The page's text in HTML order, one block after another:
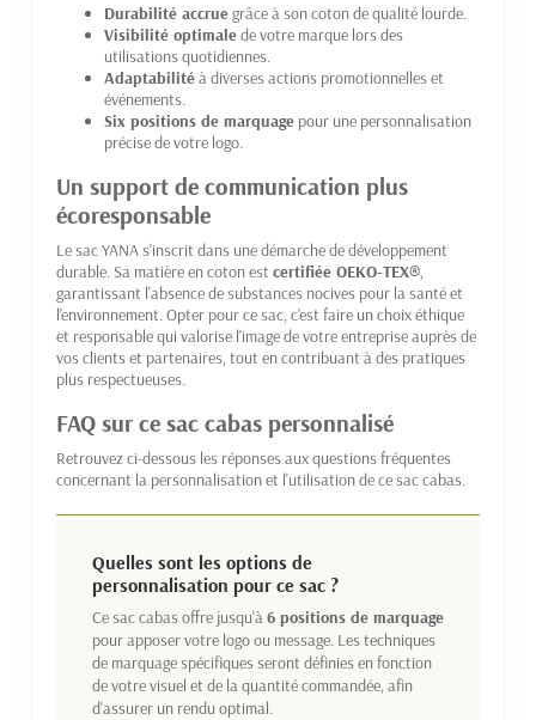
Durabilité accruegrâce à son coton de qualité lourde.
Visibilité optimalede votre marque lors des
utilisations quotidiennes.
Adaptabilitéà diverses actions promotionnelles et
événements.
Six positions de marquage pour une personnalisation
précise de votre logo.
Un support de communication plus
écoresponsable
Le sac YANA s'inscrit dans une démarche de développement
durable. Sa matière en coton est certifiée OEKO-TEX®,
garantissant l'absence de substances nocives pour la santé et
l'environnement. Opter pour ce sac, c'est faire un choix éthique
et responsable qui valorise l'image de votre entreprise auprès de
vos clients et partenaires, tout en contribuant à des pratiques
plus respectueuses.
FAQ sur ce sac cabas personnalisé
Retrouvez ci-dessous les réponses aux questions fréquentes
concernant la personnalisation et l'utilisation de ce sac cabas.
Quelles sont les options de
personnalisation pour ce sac ?
Ce sac cabas offre jusqu'à6 positions de marquage
pour apposer votre logo ou message. Les techniques
de marquage spécifiques seront définies en fonction
de votre visuel et de la quantité commandée, afin
d'assurer un rendu optimal.